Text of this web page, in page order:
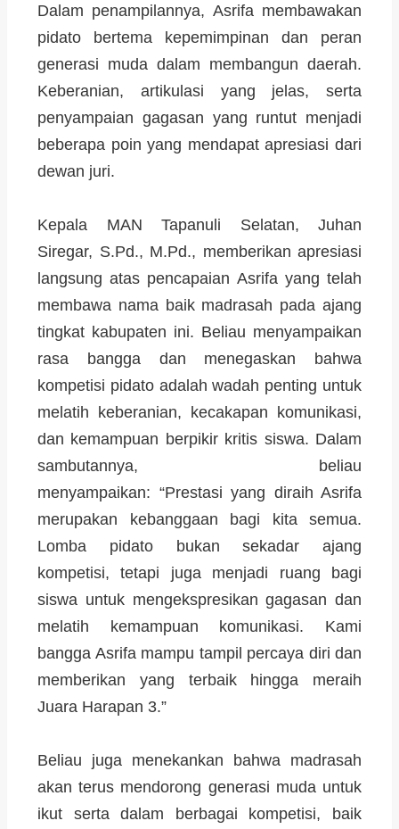
Dalam penampilannya, Asrifa membawakan
pidato bertema kepemimpinan dan peran
generasi muda dalam membangun daerah.
Keberanian, artikulasi yang jelas, serta
penyampaian gagasan yang runtut menjadi
beberapa poin yang mendapat apresiasi dari
dewan juri.
Kepala MAN Tapanuli Selatan, Juhan
Siregar, S.Pd., M.Pd., memberikan apresiasi
langsung atas pencapaian Asrifa yang telah
membawa nama baik madrasah pada ajang
tingkat kabupaten ini. Beliau menyampaikan
rasa bangga dan menegaskan bahwa
kompetisi pidato adalah wadah penting untuk
melatih keberanian, kecakapan komunikasi,
dan kemampuan berpikir kritis siswa. Dalam
sambutannya, beliau
menyampaikan: “Prestasi yang diraih Asrifa
merupakan kebanggaan bagi kita semua.
Lomba pidato bukan sekadar ajang
kompetisi, tetapi juga menjadi ruang bagi
siswa untuk mengekspresikan gagasan dan
melatih kemampuan komunikasi. Kami
bangga Asrifa mampu tampil percaya diri dan
memberikan yang terbaik hingga meraih
Juara Harapan 3.”
Beliau juga menekankan bahwa madrasah
akan terus mendorong generasi muda untuk
ikut serta dalam berbagai kompetisi, baik